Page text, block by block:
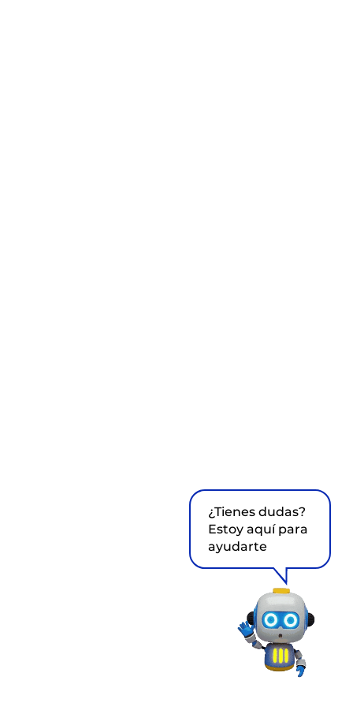
¿Tienes dudas?
Estoy aquí para
ayudarte